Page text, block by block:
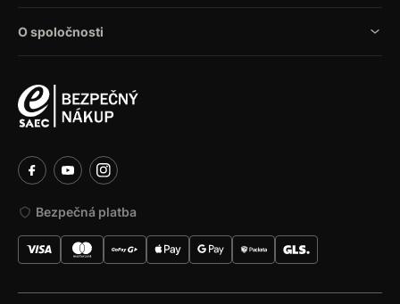
O spoločnosti
Bezpečná platba